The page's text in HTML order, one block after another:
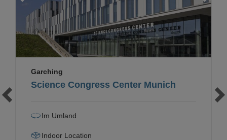
Science Congress Center Munich
Garching
Im Umland
Indoor Location